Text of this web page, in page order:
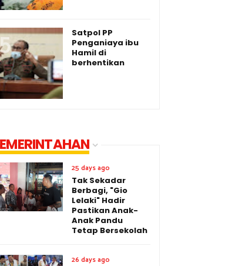
Satpol PP
Penganiaya ibu
Hamil di
berhentikan
25 days ago
Tak Sekadar
Berbagi, "Gio
Lelaki" Hadir
Pastikan Anak-
Anak Pandu
Tetap Bersekolah
26 days ago